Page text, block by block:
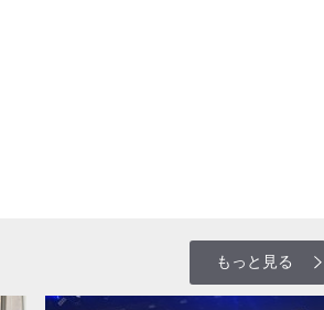
もっと見る